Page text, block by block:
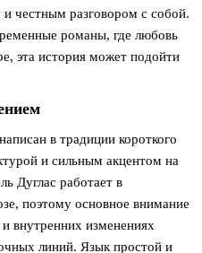
честным разговором с собой.
романы, где любовь
эта история может подойти
в традиции короткого
и сильным акцентом на
Дуглас работает в
поэтому основное внимание
внутренних изменениях
линий. Язык простой и